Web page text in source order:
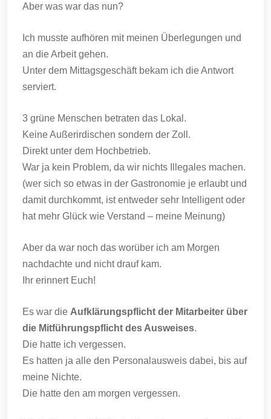
Aber was war das nun?
Ich musste aufhören mit meinen Überlegungen und
an die Arbeit gehen.
Unter dem Mittagsgeschäft bekam ich die Antwort
serviert.
3 grüne Menschen betraten das Lokal.
Keine Außerirdischen sondern der Zoll.
Direkt unter dem Hochbetrieb.
War ja kein Problem, da wir nichts Illegales machen.
(wer sich so etwas in der Gastronomie je erlaubt und
damit durchkommt, ist entweder sehr Intelligent oder
hat mehr Glück wie Verstand – meine Meinung)
Aber da war noch das worüber ich am Morgen
nachdachte und nicht drauf kam.
Ihr erinnert Euch!
Es war die Aufklärungspflicht der Mitarbeiter über
die Mitführungspflicht des Ausweises.
Die hatte ich vergessen.
Es hatten ja alle den Personalausweis dabei, bis auf
meine Nichte.
Die hatte den am morgen vergessen.